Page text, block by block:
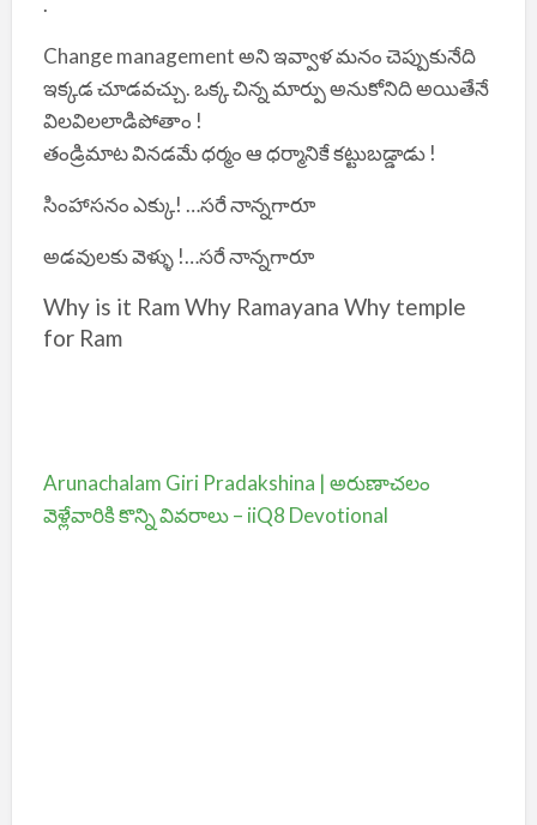
Change management అని ఇవ్వాళ మనం చెప్పుకునేది
ఇక్కడ చూడవచ్చు. ఒక్క చిన్న మార్పు అనుకోనిది అయితేనే
విలవిలలాడిపోతాం !
తండ్రిమాట వినడమే ధర్మం ఆ ధర్మానికే కట్టుబడ్డాడు !
సింహాసనం ఎక్కు! …సరే నాన్నగారూ
అడవులకు వెళ్ళు !…సరే నాన్నగారూ
Why is it Ram Why Ramayana Why temple
for Ram
Arunachalam Giri Pradakshina | అరుణాచలం
వెళ్లేవారికి కొన్ని వివరాలు – iiQ8 Devotional